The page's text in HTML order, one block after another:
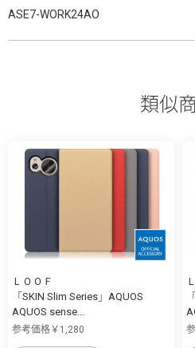
ASE7-WORK24AO
類似
ＬＯＯＦ
「SKIN Slim Series」AQUOS
AQUOS sense...
参考価格￥1,280